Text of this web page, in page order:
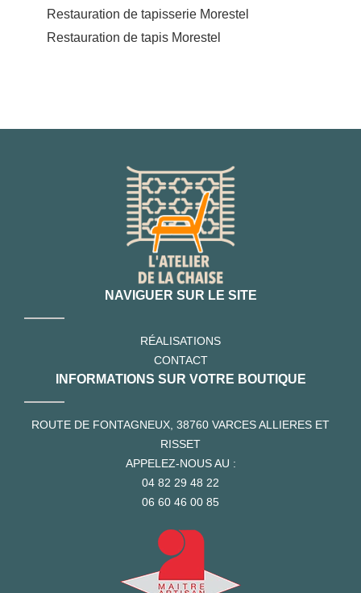
Restauration de tapisserie Morestel
Restauration de tapis Morestel
NAVIGUER SUR LE SITE
RÉALISATIONS
CONTACT
INFORMATIONS SUR VOTRE BOUTIQUE
ROUTE DE FONTAGNEUX, 38760 VARCES ALLIERES ET
RISSET
APPELEZ-NOUS AU :
04 82 29 48 22
06 60 46 00 85